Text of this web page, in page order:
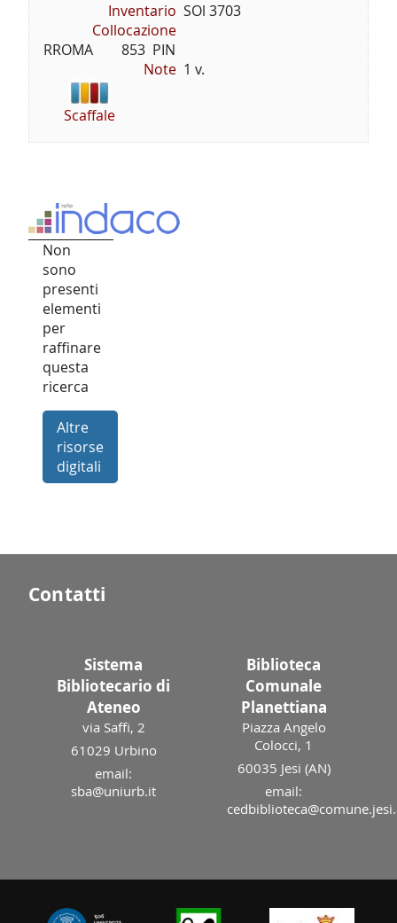
Inventario SOl 3703
Collocazione
RROMA        853  PIN
Note 1 v.
Scaffale
Non
sono
presenti
elementi
per
raffinare
questa
ricerca
Altre
risorse
digitali
Contatti
Sistema
Bibliotecario di
Ateneo
via Saffi, 2
61029 Urbino
email:
sba@uniurb.it
Biblioteca
Comunale
Planettiana
Piazza Angelo
Colocci, 1
60035 Jesi (AN)
email: